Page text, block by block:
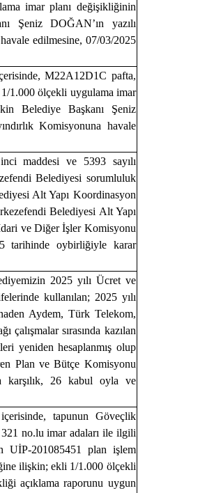
imar planı değişikliğinin
Şeniz DOĞAN’ın yazılı
edilmesine, 07/03/2025
M22A12D1C pafta,
1/1.000 ölçekli uygulama imar
Belediye Başkanı Şeniz
Komisyonuna havale
maddesi ve 5393 sayılı
Belediyesi sorumluluk
Alt Yapı Koordinasyon
Belediyesi Alt Yapı
ve Diğer İşler Komisyonu
tarihinde oybirliğiyle karar
2025 yılı Ücret ve
kullanılan; 2025 yılı
Aydem, Türk Telekom,
sırasında kazılan
yeniden hesaplanmış olup
Plan ve Bütçe Komisyonu
karşılık, 26 kabul oyla ve
tapunun Göveçlik
no.lu imar adaları ile ilgili
UİP-201085451 plan işlem
ilişkin; ekli 1/1.000 ölçekli
açıklama raporunu uygun